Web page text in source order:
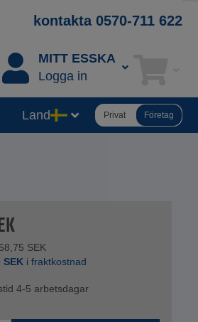
kontakta 0570-711 622
MITT ESSKA
Logga in
Land Privat Företag
58,75 SEK
SEK i fraktkostnad
4-5 arbetsdagar